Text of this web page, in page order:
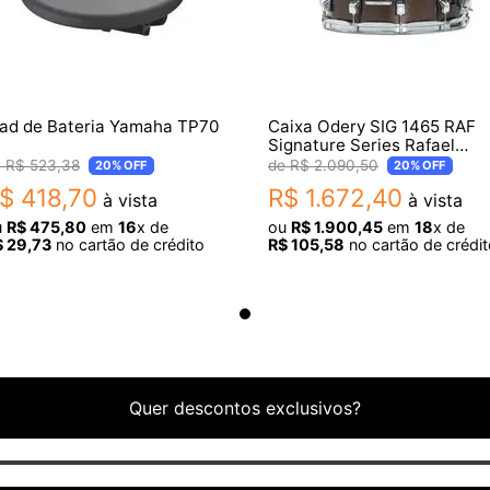
de Bateria Yamaha TP70
R$ 523,38 20%OFF
418,70 à vista
R$475,80 em 16x de
29,73 no cartão de crédito
Caixa Odery SIG 1465 RAF
Signature Series Rafael
Bastos 14X6,5
R$ 2.090,50 20%OFF
R$ 1.672,40 à vista
ou R$1.900,45 em 18x de
R$105,58 no cartão de
Quer descontos exclusivos?